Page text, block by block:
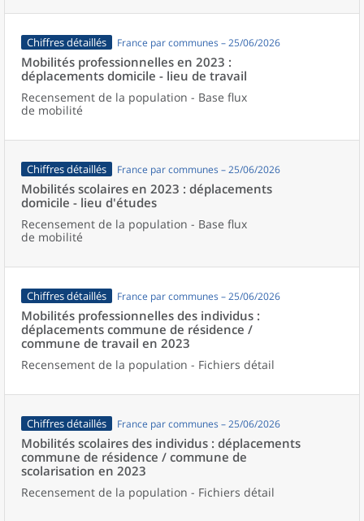
Chiffres détaillés France par communes – 25/06/2026
Mobilités professionnelles en 2023 :
déplacements domicile - lieu de travail
Recensement de la population - Base flux
de mobilité
Chiffres détaillés France par communes – 25/06/2026
Mobilités scolaires en 2023 : déplacements
domicile - lieu d'études
Recensement de la population - Base flux
de mobilité
Chiffres détaillés France par communes – 25/06/2026
Mobilités professionnelles des individus :
déplacements commune de résidence /
commune de travail en 2023
Recensement de la population - Fichiers détail
Chiffres détaillés France par communes – 25/06/2026
Mobilités scolaires des individus : déplacements
commune de résidence / commune de
scolarisation en 2023
Recensement de la population - Fichiers détail